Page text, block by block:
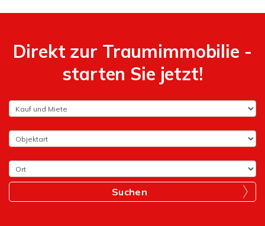
Direkt zur Traumimmobilie -
starten Sie jetzt!
Suchen